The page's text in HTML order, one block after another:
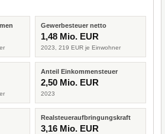
Gewerbesteuer netto
1,48 Mio. EUR
2023, 219 EUR je Einwohner
Anteil Einkommensteuer
2,50 Mio. EUR
2023
Realsteueraufbringungskraft
3,16 Mio. EUR